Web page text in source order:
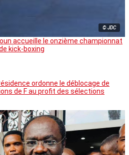
© JDC
accueille le onzième championnat
kick-boxing
ordonne le déblocage de
de F au profit des sélections